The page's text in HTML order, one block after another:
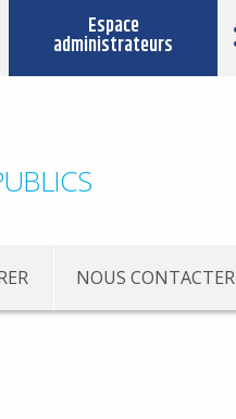
Espace
administrateurs
NOUS CONTACTER